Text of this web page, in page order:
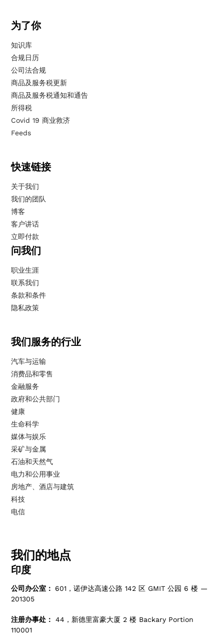
为了你
知识库
合规日历
公司法合规
商品及服务税更新
商品及服务税通知和通告
所得税
Covid 19 商业救济
Feeds
快速链接
关于我们
我们的团队
博客
客户讲话
立即付款
问我们
职业生涯
联系我们
条款和条件
隐私政策
我们服务的行业
汽车与运输
消费品和零售
金融服务
政府和公共部门
健康
生命科学
媒体与娱乐
采矿与金属
石油和天然气
电力和公用事业
房地产、酒店与建筑
科技
电信
我们的地点
印度
公司办公室： 601，诺伊达高速公路 142 区 GMIT 公园 6 楼 —
201305
注册办事处：
44，新德里富豪大厦 2 楼 Backary Portion
110001